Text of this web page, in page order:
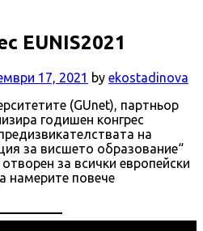
EUNIS2021
17, 2021 by ekostadinova
(GUnet), партньор
годишен конгрес
на
за висшето образование“
за всички европейски
намерите повече